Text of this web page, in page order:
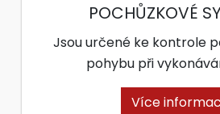
POCHŮZKOVÉ
Jsou určené ke kontrole
pohybu při
Více